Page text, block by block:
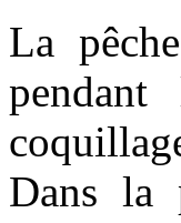
La
Dans la